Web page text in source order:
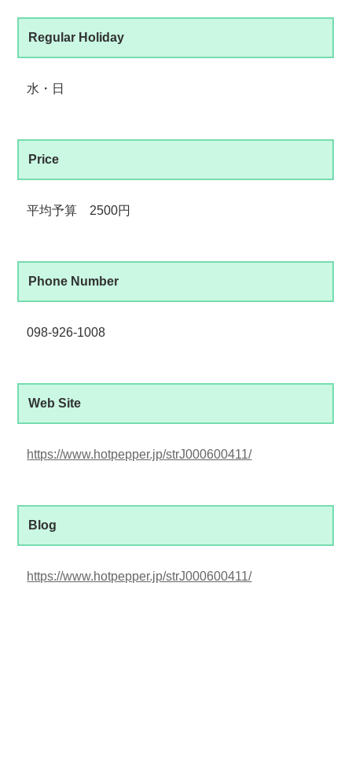
Regular Holiday
水・日
Price
平均予算 2500円
Phone Number
098-926-1008
Web Site
https://www.hotpepper.jp/strJ000600411/
Blog
https://www.hotpepper.jp/strJ000600411/